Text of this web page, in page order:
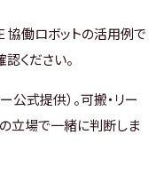
協働ロボットの活用例で
ください。
公式提供）。可搬・リー
立場で一緒に判断しま